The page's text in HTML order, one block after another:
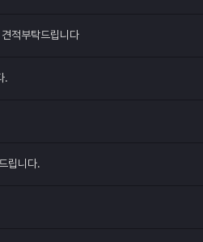
적부탁드립니다
.
립니다.